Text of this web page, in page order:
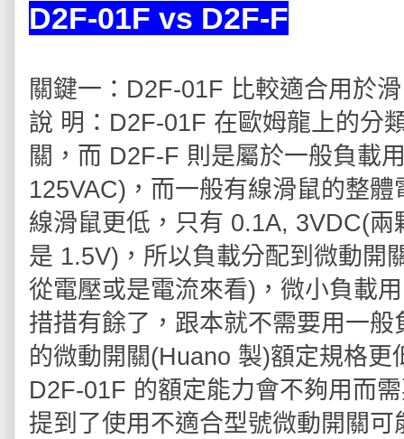
D2F-01F vs D2F-F
關鍵一：D2F-01F 比較適合用於
說 明：D2F-01F 在歐姆龍上的分
關，而 D2F-F 則是屬於一般負載
125VAC)，而一般有線滑鼠的整
線滑鼠更低，只有 0.1A, 3VDC(
是 1.5V)，所以負載分配到微動開
從電壓或是電流來看)，微小負載
措措有餘了，跟本就不需要用一
的微動開關(Huano 製)額定規格
D2F-01F 的額定能力會不夠用而
提到了使用不適合型號微動開關